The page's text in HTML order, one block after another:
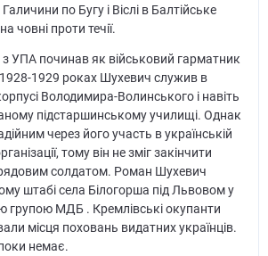
по Бугу і Віслі в Балтійське
човні проти течії.
УПА починав як військовий гарматник
1928-1929 роках Шухевич служив в
Володимира-Волинського і навіть
підстаршинському училищі. Однак
через його участь в українській
тому він не зміг закінчити
солдатом. Роман Шухевич
штабі села Білогорша під Львовом у
групою МДБ . Кремлівські окупанти
місця поховань видатних українців.
немає.